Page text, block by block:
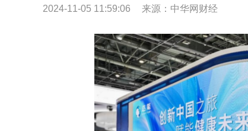
2024-11-05 11:59:06 来源：中华网财经